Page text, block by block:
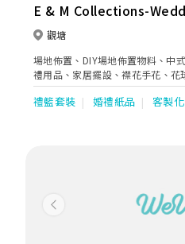
E & M Collections-
Decoration &
觀塘
場地佈置、DIY場地佈置物料、中
禮用品、家居擺設、襟花手花、花
禮籃套裝 婚禮紙品 客製化
Previous